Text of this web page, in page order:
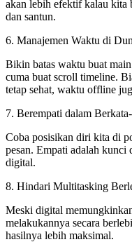
akan lebih efektif kalau kita
dan santun.
6. Manajemen Waktu di
Bikin batas waktu buat
cuma buat scroll timeline.
tetap sehat, waktu offline
7. Berempati dalam
Coba posisikan diri kita di
pesan. Empati adalah
digital.
8. Hindari Multitasking
Meski digital
melakukannya secara
hasilnya lebih maksimal.